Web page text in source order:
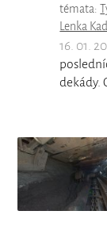
témata:
Lenka
16. 01.
dekády.